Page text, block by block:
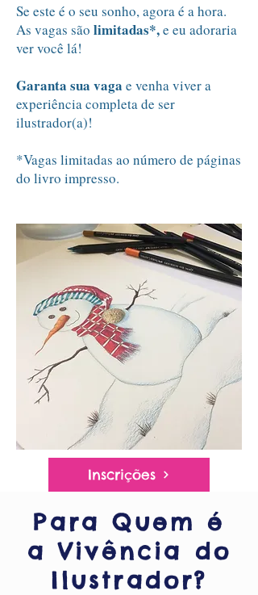
Se este é o seu sonho, agora é a hora.
As vagas são limitadas*,e eu adoraria
ver você lá!
Garanta sua vaga e venha viver a
experiência completa de ser
ilustrador(a)!
*Vagas limitadas ao número de páginas
do livro impresso.
Inscrições
Para Quem é
a Vivência do
Ilustrador?